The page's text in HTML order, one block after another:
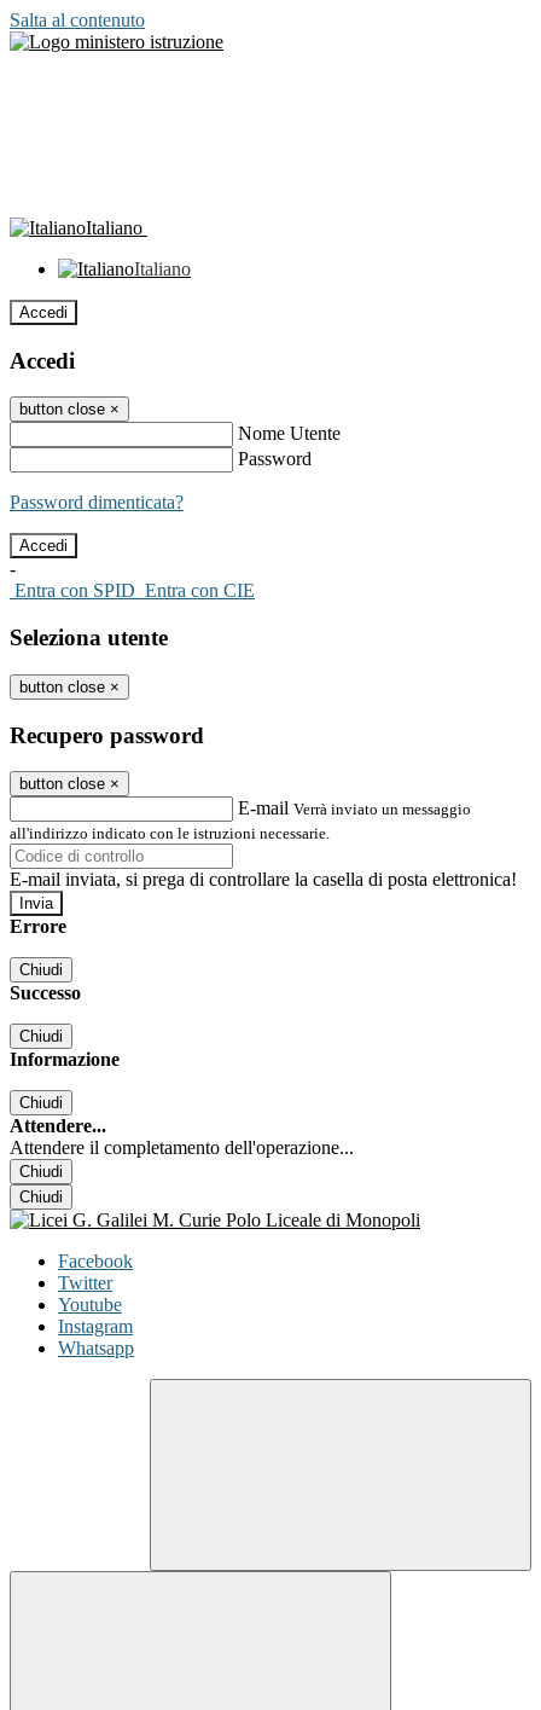
Salta al contenuto
Italiano
Italiano
Accedi
Accedi
button close ×
Nome Utente
Password
Password dimenticata?
-
Entra con SPID Entra con CIE
Seleziona utente
button close ×
Recupero password
button close ×
E-mail Verrà inviato un messaggio
all'indirizzo indicato con le istruzioni necessarie.
E-mail inviata, si prega di controllare la casella di posta elettronica!
Errore
Chiudi
Successo
Chiudi
Informazione
Chiudi
Attendere...
Attendere il completamento dell'operazione...
Chiudi
Chiudi
Facebook
Twitter
Youtube
Instagram
Whatsapp